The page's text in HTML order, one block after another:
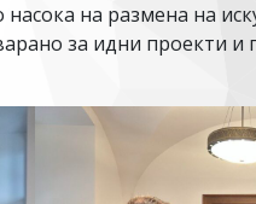
на размена на
за идни проекти и